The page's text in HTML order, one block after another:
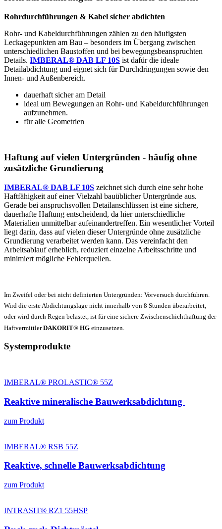
Rohrdurchführungen & Kabel sicher abdichten
Rohr‑ und Kabeldurchführungen zählen zu den häufigsten
Leckagepunkten am Bau – besonders im Übergang zwischen
unterschiedlichen Baustoffen und bei bewegungsbeanspruchten
Details. IMBERAL® DAB LF 10S ist dafür die ideale
Detailabdichtung und eignet sich für Durchdringungen sowie den
Innen‑ und Außenbereich.
dauerhaft sicher am Detail
ideal um Bewegungen an Rohr‑ und Kabeldurchführungen
aufzunehmen.
für alle Geometrien
Haftung auf vielen Untergründen - häufig ohne
zusätzliche Grundierung
IMBERAL® DAB LF 10S zeichnet sich durch eine sehr hohe
Haftfähigkeit auf einer Vielzahl bauüblicher Untergründe aus.
Gerade bei anspruchsvollen Detailanschlüssen ist eine sichere,
dauerhafte Haftung entscheidend, da hier unterschiedliche
Materialien unmittelbar aufeinandertreffen. Ein wesentlicher Vorteil
liegt darin, dass auf vielen dieser Untergründe ohne zusätzliche
Grundierung verarbeitet werden kann. Das vereinfacht den
Arbeitsablauf erheblich, reduziert einzelne Arbeitsschritte und
minimiert mögliche Fehlerquellen.
Im Zweifel oder bei nicht definierten Untergründen: Vorversuch durchführen.
Wird die erste Abdichtungslage nicht innerhalb von 8 Stunden überarbeitet,
oder wird durch Regen belastet, ist für eine sichere Zwischenschichthaftung der
HaftvermittlerDAKORIT® HG einzusetzen.
Systemprodukte
IMBERAL® PROLASTIC® 55Z
Reaktive mineralische Bauwerksabdichtung
zum Produkt
IMBERAL® RSB 55Z
Reaktive, schnelle Bauwerksabdichtung
zum Produkt
INTRASIT® RZ1 55HSP